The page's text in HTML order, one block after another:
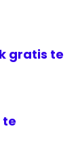
gratis te
te